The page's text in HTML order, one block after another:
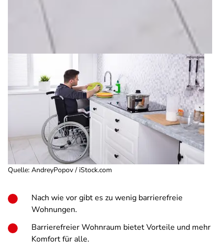
Quelle: AndreyPopov / iStock.com
Nach wie vor gibt es zu wenig barrierefreie
Wohnungen.
Barrierefreier Wohnraum bietet Vorteile und mehr
Komfort für alle.